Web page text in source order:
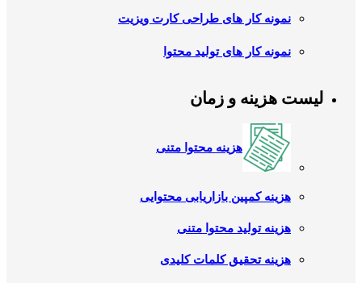
نمونه کار های طراحی کارت ویزیت
نمونه کار های تولید محتوا
لیست هزینه و زمان
هزینه محتوا متنی
هزینه کمپین بازاریابی محتوایی
هزینه تولید محتوا متنی
هزینه تحقیق کلمات کلیدی